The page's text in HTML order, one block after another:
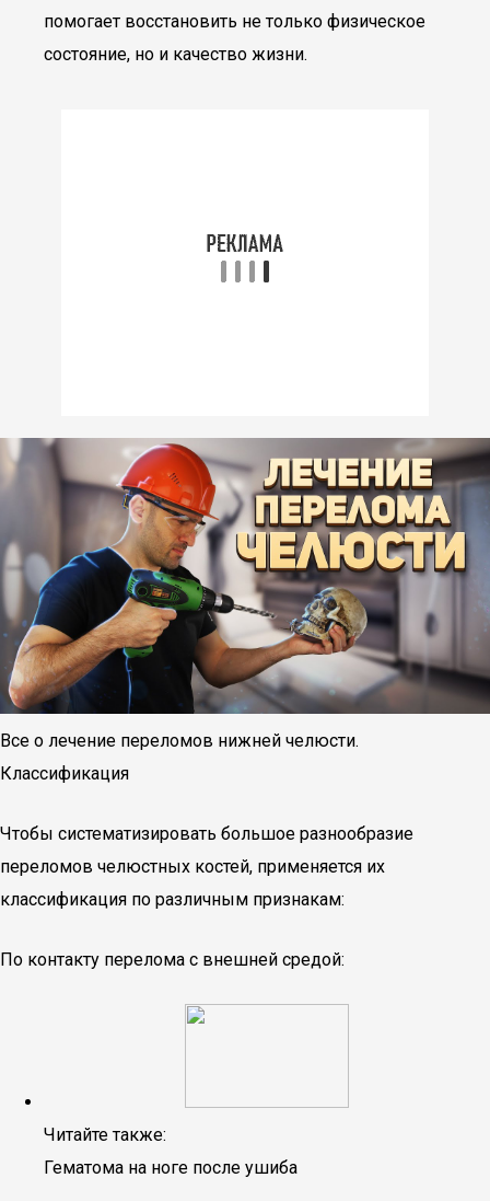
помогает восстановить не только физическое
состояние, но и качество жизни.
Все о лечение переломов нижней челюсти.
Классификация
Чтобы систематизировать большое разнообразие
переломов челюстных костей, применяется их
классификация по различным признакам:
По контакту перелома с внешней средой:
Читайте также:
Гематома на ноге после ушиба